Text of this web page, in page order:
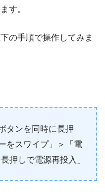
す。
の手順で操作してみま
タンを同時に長押
をスワイプ」＞「電
押しで電源再投入」